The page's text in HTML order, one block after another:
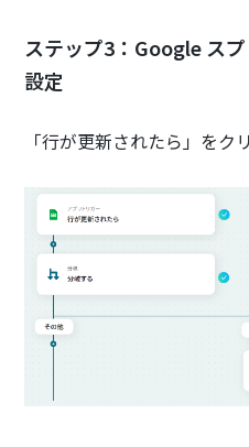
ステップ3：Google ス
設定
「行が更新されたら」をク